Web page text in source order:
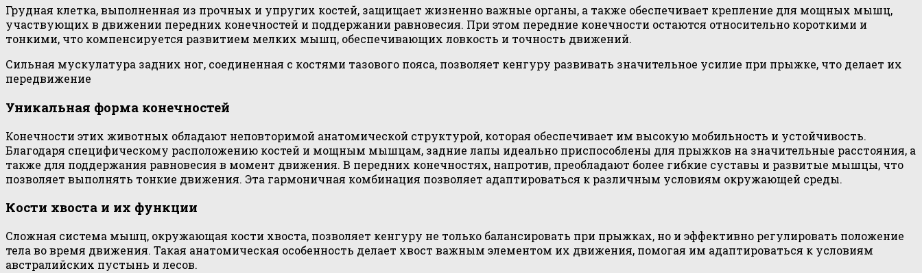
Грудная клетка, выполненная из прочных и упругих костей, защищает жизненно важные органы, а также обеспечивает крепление для мощных мышц,
участвующих в движении передних конечностей и поддержании равновесия. При этом передние конечности остаются относительно короткими и
тонкими, что компенсируется развитием мелких мышц, обеспечивающих ловкость и точность движений.
Сильная мускулатура задних ног, соединенная с костями тазового пояса, позволяет кенгуру развивать значительное усилие при прыжке, что делает их
передвижение
Уникальная форма конечностей
Конечности этих животных обладают неповторимой анатомической структурой, которая обеспечивает им высокую мобильность и устойчивость.
Благодаря специфическому расположению костей и мощным мышцам, задние лапы идеально приспособлены для прыжков на значительные расстояния, а
также для поддержания равновесия в момент движения. В передних конечностях, напротив, преобладают более гибкие суставы и развитые мышцы, что
позволяет выполнять тонкие движения. Эта гармоничная комбинация позволяет адаптироваться к различным условиям окружающей среды.
Кости хвоста и их функции
Сложная система мышц, окружающая кости хвоста, позволяет кенгуру не только балансировать при прыжках, но и эффективно регулировать положение
тела во время движения. Такая анатомическая особенность делает хвост важным элементом их движения, помогая им адаптироваться к условиям
австралийских пустынь и лесов.